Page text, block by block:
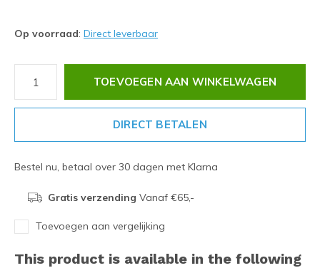
Op voorraad: Direct leverbaar
TOEVOEGEN AAN WINKELWAGEN
DIRECT BETALEN
Bestel nu, betaal over 30 dagen met Klarna
Gratis verzending Vanaf €65,-
Toevoegen aan vergelijking
This product is available in the following